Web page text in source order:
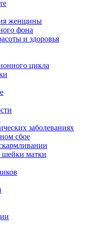
женщины
фона
и здоровья
цикла
заболеваниях
сбое
матки